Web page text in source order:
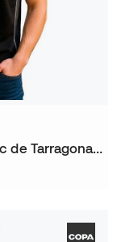
Koszulka Polo Gimnàstic de Tarragona Walk Coaches 2025-2026